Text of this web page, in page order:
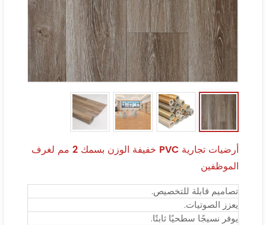
أرضيات تجارية PVC خفيفة الوزن بسمك 2 مم لغرف
الموظفين
تصاميم قابلة للتخصيص.
يعزز الصوتيات.
يوفر نسيجًا سطحيًا ثابتًا.